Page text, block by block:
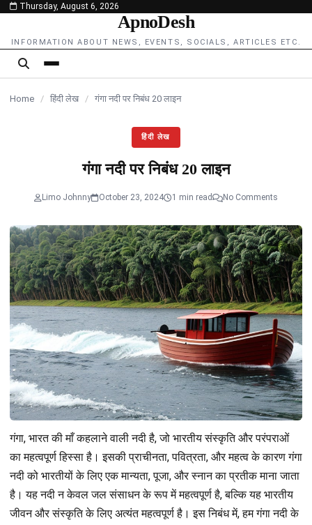
content
Thursday, August 6, 2026
ApnoDesh
INFORMATION ABOUT NEWS, EVENTS, SOCIALS, ARTICLES ETC.
Home / हिंदी लेख / गंगा नदी पर निबंध 20 लाइन
हिंदी लेख
गंगा नदी पर निबंध 20 लाइन
Limo Johnny October 23, 2024 1 min read No Comments
गंगा, भारत की माँ कहलाने वाली नदी है, जो भारतीय संस्कृति और परंपराओं
का महत्वपूर्ण हिस्सा है। इसकी प्राचीनता, पवित्रता, और महत्व के कारण गंगा
नदी को भारतीयों के लिए एक मान्यता, पूजा, और स्नान का प्रतीक माना जाता
है। यह नदी न केवल जल संसाधन के रूप में महत्वपूर्ण है, बल्कि यह भारतीय
जीवन और संस्कृति के लिए अत्यंत महत्वपूर्ण है। इस निबंध में, हम गंगा नदी के